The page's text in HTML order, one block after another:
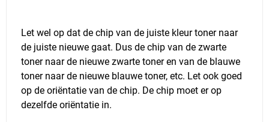
Let wel op dat de chip van de juiste kleur toner naar
de juiste nieuwe gaat. Dus de chip van de zwarte
toner naar de nieuwe zwarte toner en van de blauwe
toner naar de nieuwe blauwe toner, etc. Let ook goed
op de oriëntatie van de chip. De chip moet er op
dezelfde oriëntatie in.